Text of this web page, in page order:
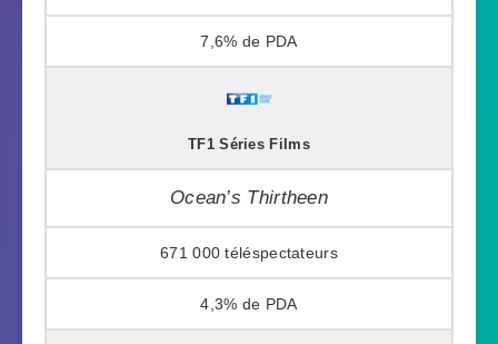
7,6%
TF1 Séries Films
Ocean’s Thirtheen
671 000
4,3%